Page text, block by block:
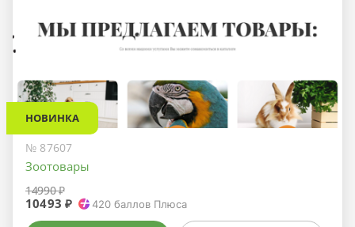
НОВИНКА
№ 87607
Зоотовары
14990 ₽
10493 ₽ 420 баллов Плюса